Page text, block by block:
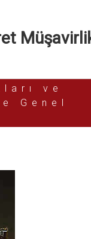
ve
Genel